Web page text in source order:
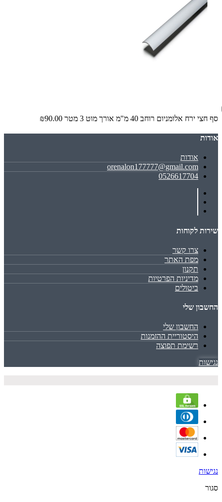
סף חצי ירח אלומניום רוחב 40 מ"מ אורך מוט 3 מטר ₪90.00
אודות
אודות
orenalon177777@gmail.com
0526617704
שירות לקוחות
צרו קשר
מפת האתר
תקנון
מדיניות הפרטיות
ביטולים
החשבון שלי
החשבון שלי
היסטוריית ההזמנות
רשימת תפוצה
נגישות
נגישות
סגור